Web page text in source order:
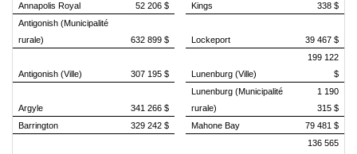
Annapolis Royal 52 206 $ Kings
338 $
Antigonish (Municipalité
rurale)
632 899 $ Lockeport 39 467 $
Antigonish (Ville) 307 195 $ Lunenburg (Ville)
199 122
$
Argyle 341 266 $
Lunenburg (Municipalité
rurale)
1 190
315 $
Barrington
329 242 $ Mahone Bay 79 481 $
136 565